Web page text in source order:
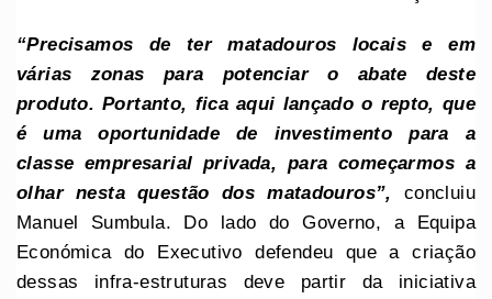
“Precisamos de ter matadouros locais e em
várias zonas para potenciar o abate deste
produto. Portanto, fica aqui lançado o repto, que
é uma oportunidade de investimento para a
classe empresarial privada, para começarmos a
olhar nesta questão dos matadouros”, concluiu
Manuel Sumbula. Do lado do Governo, a Equipa
Económica do Executivo defendeu que a criação
dessas infra-estruturas deve partir da iniciativa